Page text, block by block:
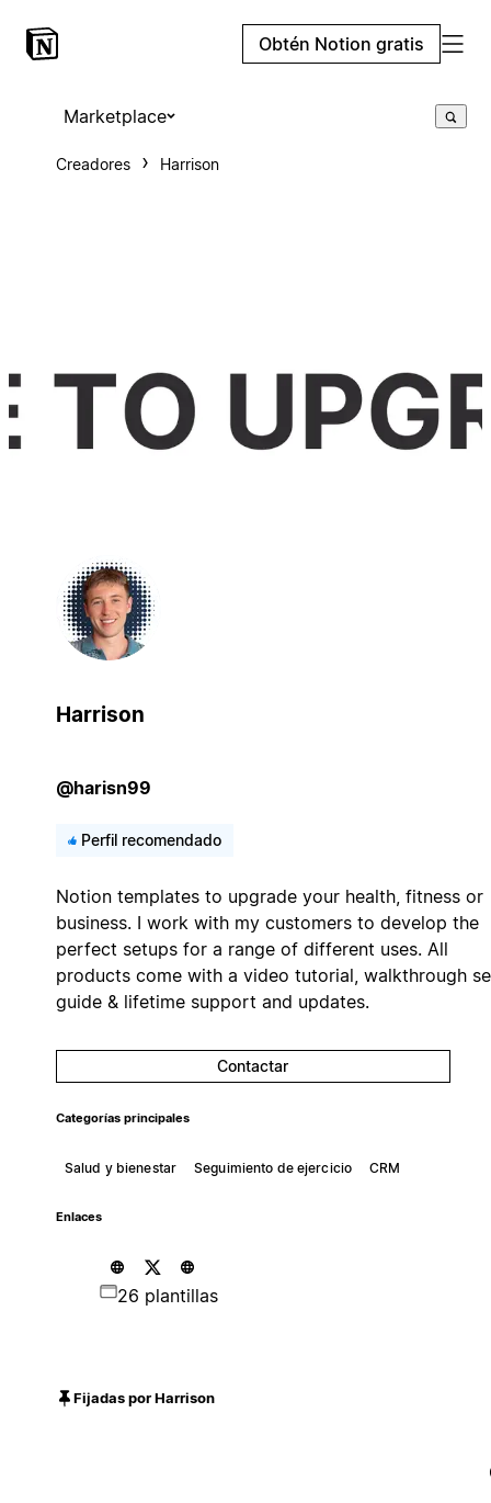
Obtén Notion gratis
Marketplace
Creadores Harrison
Harrison
@harisn99
Perfil recomendado
Notion templates to upgrade your health, fitness or
business. I work with my customers to develop the
perfect setups for a range of different uses. All
products come with a video tutorial, walkthrough
guide & lifetime support and updates.
Contactar
Categorías principales
Salud y bienestar Seguimiento de ejercicio CRM
Enlaces
26 plantillas
Fijadas por Harrison